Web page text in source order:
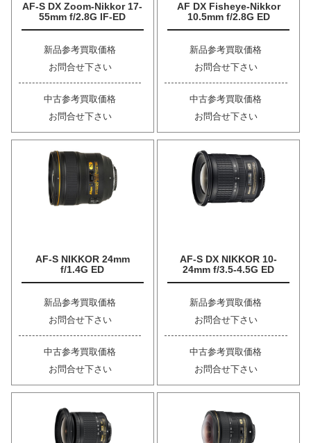
AF-S DX Zoom-Nikkor 17-
55mm f/2.8G IF-ED
新品参考買取価格
お問合せ下さい
中古参考買取価格
お問合せ下さい
AF DX Fisheye-Nikkor
10.5mm f/2.8G ED
新品参考買取価格
お問合せ下さい
中古参考買取価格
お問合せ下さい
AF-S NIKKOR 24mm
f/1.4G ED
新品参考買取価格
お問合せ下さい
中古参考買取価格
お問合せ下さい
AF-S DX NIKKOR 10-
24mm f/3.5-4.5G ED
新品参考買取価格
お問合せ下さい
中古参考買取価格
お問合せ下さい